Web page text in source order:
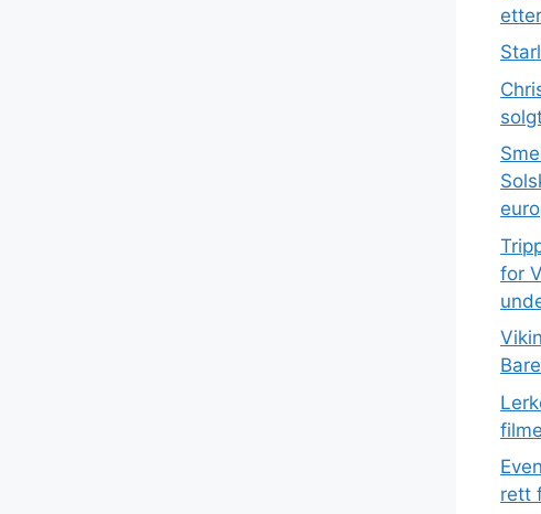
for
rett